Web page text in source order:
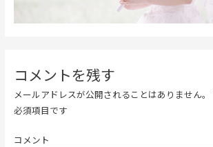
コメントを残す
メールアドレスが公開されることはありません。
必須項目です
コメント